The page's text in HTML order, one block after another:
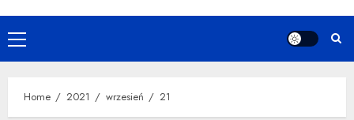
Primary
Menu
Home 2021 wrzesień 21